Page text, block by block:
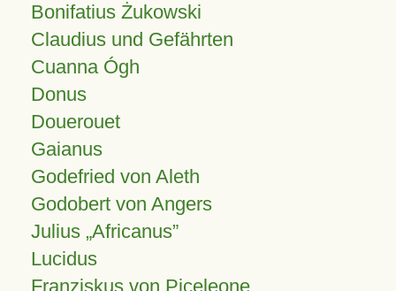
Bonifatius Żukowski
Claudius und Gefährten
Cuanna Ógh
Donus
Douerouet
Gaianus
Godefried von Aleth
Godobert von Angers
Julius Africanus
Lucidus
Franziskus von Piceleone